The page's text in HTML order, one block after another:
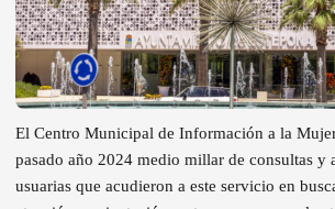
El Centro Municipal de Información a la
pasado año 2024 medio millar de consultas y
usuarias que acudieron a este servicio en